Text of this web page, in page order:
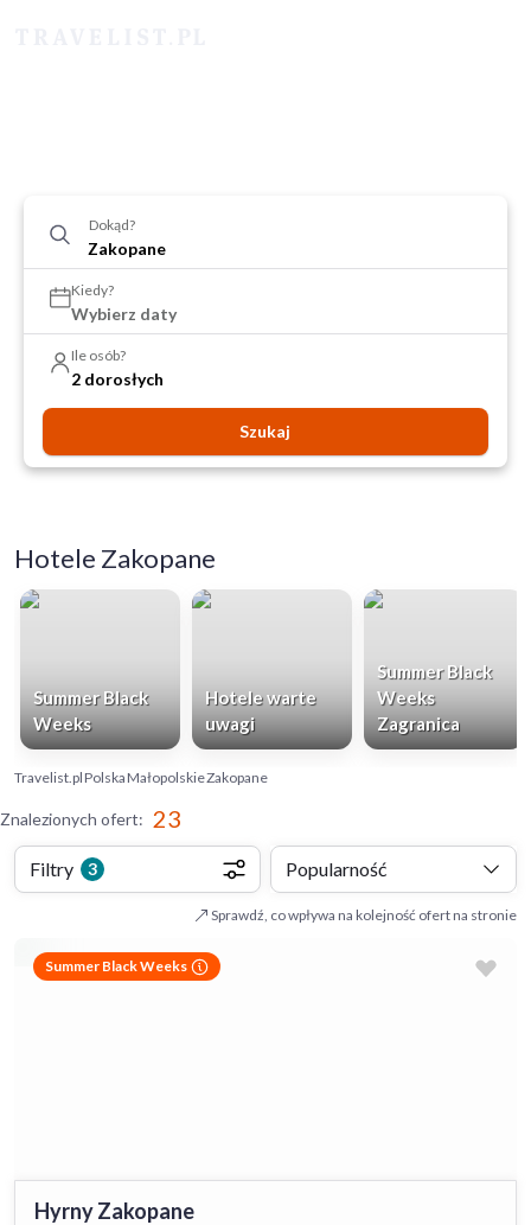
Dokąd?
Kiedy?
Wybierz daty
Ile osób?
2 dorosłych
Szukaj
Hotele Zakopane
Summer Black
Weeks
Hotele warte
uwagi
Summer Black
Weeks
Zagranica
Travelist.plPolskaMałopolskieZakopane
Znalezionych ofert: 23
Filtry 3 Popularność
Sprawdź, co wpływa na kolejność ofert na stronie
Summer Black Weeks
Hyrny Zakopane